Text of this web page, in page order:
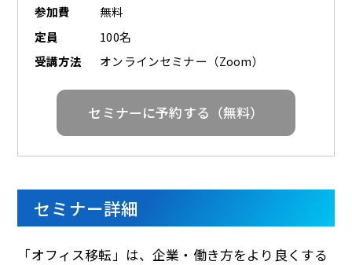
参加費
無料
定員
100名
受講方法
オンラインセミナー（Zoom）
セミナーに予約する（無料）
セミナー詳細
「オフィス移転」は、企業・働き方をより良くする